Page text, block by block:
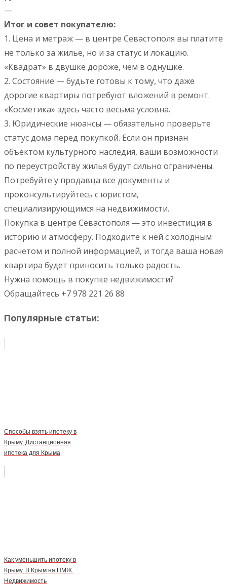
—
Итог и совет покупателю:
1. Цена и метраж — в центре Севастополя вы платите
не только за жилье, но и за статус и локацию.
«Квадрат» в двушке дороже, чем в однушке.
2. Состояние — будьте готовы к тому, что даже
дорогие квартиры потребуют вложений в ремонт.
«Косметика» здесь часто весьма условна.
3. Юридические нюансы — обязательно проверьте
статус дома перед покупкой. Если он признан
объектом культурного наследия, ваши возможности
по переустройству жилья будут сильно ограничены.
Потребуйте у продавца все документы и
проконсультируйтесь с юристом,
специализирующимся на недвижимости.
Покупка в центре Севастополя — это инвестиция в
историю и атмосферу. Подходите к ней с холодным
расчетом и полной информацией, и тогда ваша новая
квартира будет приносить только радость.
Нужна помощь в покупке недвижимости?
Обращайтесь +7 978 221 26 88
Популярные статьи:
Способы взять ипотеку в
Крыму. Дистанционная
ипотека для Крыма
Как уменьшить ипотеку в
Крыму. В Крым на ПМЖ.
Недвижимость